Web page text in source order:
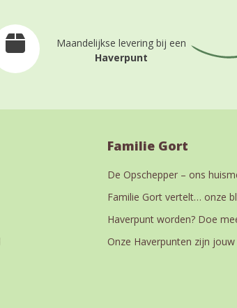
Maandelijkse levering bij een
Haverpunt
Familie Gort
De Opschepper – ons
Familie Gort vertelt… onze
Haverpunt worden? Doe
Onze Haverpunten zijn